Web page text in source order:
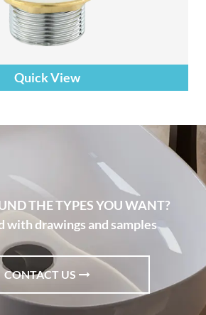
Quick View
THE TYPES YOU WANT?
with drawings and samples
CONTACT US